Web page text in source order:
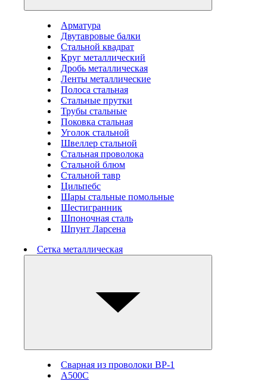
Арматура
Двутавровые балки
Стальной квадрат
Круг металлический
Дробь металлическая
Ленты металлические
Полоса стальная
Стальные прутки
Трубы стальные
Поковка стальная
Уголок стальной
Швеллер стальной
Стальная проволока
Стальной блюм
Стальной тавр
Цильпебс
Шары стальные помольные
Шестигранник
Шпоночная сталь
Шпунт Ларсена
Сетка металлическая
Сварная из проволоки ВР-1
А500С